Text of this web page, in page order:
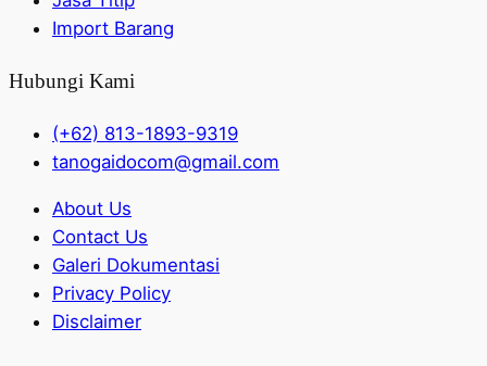
Import Barang
Hubungi Kami
(+62) 813-1893-9319
tanogaidocom@gmail.com
About Us
Contact Us
Galeri Dokumentasi
Privacy Policy
Disclaimer